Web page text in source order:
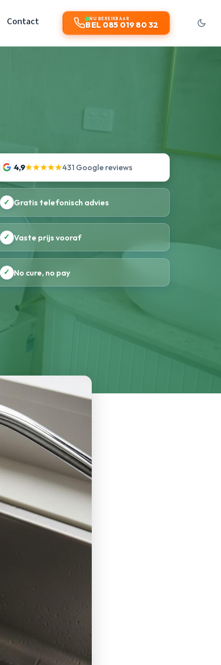
Contact NU BEREIKBAAR
BEL 085 019 80 32
4,9★★★★★431 Google reviews
✓ Gratis telefonisch advies
✓ Vaste prijs vooraf
✓ No cure, no pay